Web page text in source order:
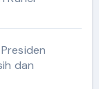
dan